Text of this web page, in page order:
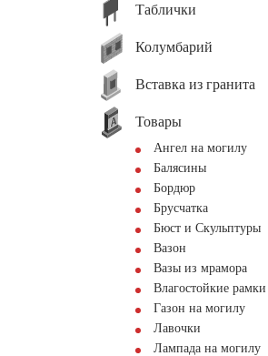
Таблички
Колумбарий
Вставка из гранита
Товары
Ангел на могилу
Балясины
Бордюр
Брусчатка
Бюст и Скульптуры
Вазон
Вазы из мрамора
Влагостойкие рамки
Газон на могилу
Лавочки
Лампада на могилу